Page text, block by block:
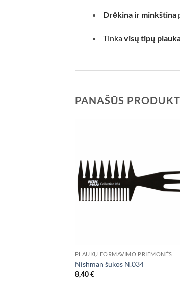
Drėkina ir minkština
Tinkavisų tipų
PANAŠŪS
PLAUKŲ FORMAVIMO PRIEMONĖS
Nishman šukos N.034
8,40€